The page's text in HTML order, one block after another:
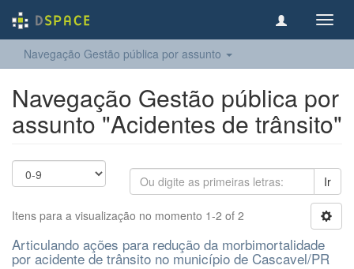
Navegação Gestão pública por assunto
Navegação Gestão pública por
assunto "Acidentes de trânsito"
Ir
Itens para a visualização no momento 1-2 of 2
Articulando ações para redução da morbimortalidade
por acidente de trânsito no município de Cascavel/PR